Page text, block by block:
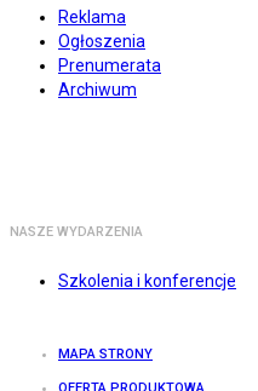
Reklama
Ogłoszenia
Prenumerata
Archiwum
NASZE WYDARZENIA
Szkolenia i konferencje
MAPA STRONY